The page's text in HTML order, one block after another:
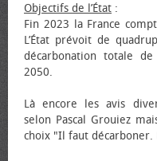
Objectifs de l’État :
Fin 2023 la France
L’État prévoit de
décarbonation totale
2050.
Là encore les avis
selon Pascal Grouiez
choix "Il faut décarboner.